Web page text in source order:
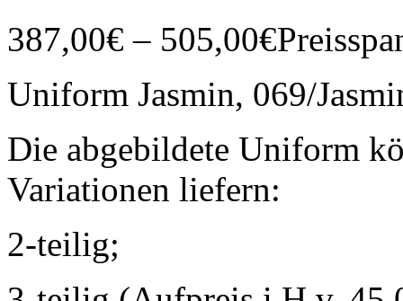
387,00€ – 505,00€
Uniform Jasmin, 069/
Die abgebildete Uniform
Variationen liefern:
2-teilig;